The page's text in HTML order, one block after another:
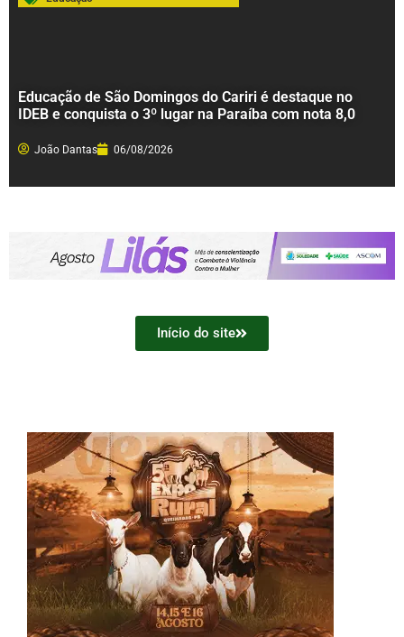
Educação de São Domingos do Cariri é destaque no
IDEB e conquista o 3º lugar na Paraíba com nota 8,0
João Dantas 06/08/2026
Início do site